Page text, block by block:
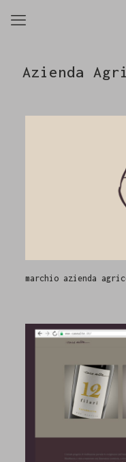
Azienda
marchio azienda